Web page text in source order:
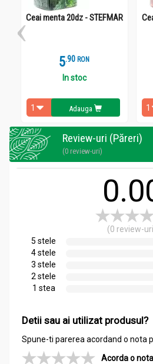
Potrivite pentru recipiente cu
Ceai menta 20dz - STEFMAR
5.9 RON
In stoc
Adauga
Review-uri (Păreri)
(0 review-uri)
(0 review-
5 stele
4 stele
3 stele
2 stele
1 stea
Detii sau ai utilizat produsul?
Spune-ti parerea acordand o nota
Acorda o nota